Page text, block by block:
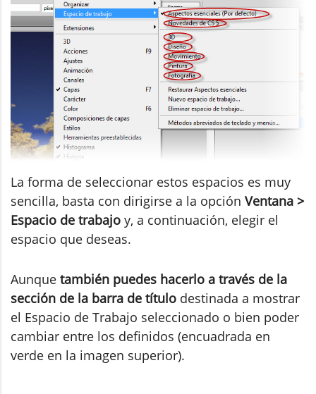
La forma de seleccionar estos espacios es muy
sencilla, basta con dirigirse a la opción Ventana >
Espacio de trabajo y, a continuación, elegir el
espacio que deseas.
Aunque también puedes hacerlo a través de la
sección de la barra de título destinada a mostrar
el Espacio de Trabajo seleccionado o bien poder
cambiar entre los definidos (encuadrada en
verde en la imagen superior).